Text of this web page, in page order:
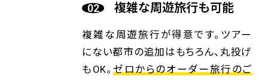
複雑な周遊旅行も可能
複雑な周遊旅行が得意です。ツアー
にない都市の追加はもちろん、丸投げ
もOK。 ゼロからのオーダー旅行のご